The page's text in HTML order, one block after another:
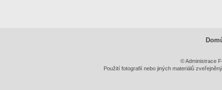
© Administrace
Použití fotografií nebo jiných materiálů